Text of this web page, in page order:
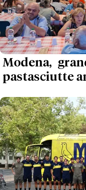
Modena,
pastasciutte